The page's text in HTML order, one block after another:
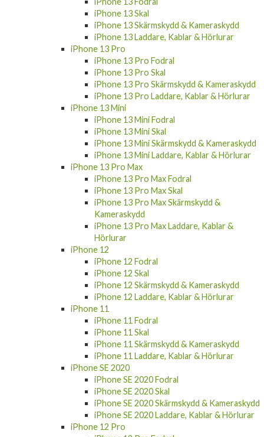
iPhone SE 2022 Skal
iPhone SE 2022 Skärmskydd & Kameraskydd
iPhone SE 2022 Laddare, Kablar & Hörlurar
iPhone 13
iPhone 13 Fodral
iPhone 13 Skal
iPhone 13 Skärmskydd & Kameraskydd
iPhone 13 Laddare, Kablar & Hörlurar
iPhone 13 Pro
iPhone 13 Pro Fodral
iPhone 13 Pro Skal
iPhone 13 Pro Skärmskydd & Kameraskydd
iPhone 13 Pro Laddare, Kablar & Hörlurar
iPhone 13 Mini
iPhone 13 Mini Fodral
iPhone 13 Mini Skal
iPhone 13 Mini Skärmskydd & Kameraskydd
iPhone 13 Mini Laddare, Kablar & Hörlurar
iPhone 13 Pro Max
iPhone 13 Pro Max Fodral
iPhone 13 Pro Max Skal
iPhone 13 Pro Max Skärmskydd &
Kameraskydd
iPhone 13 Pro Max Laddare, Kablar &
Hörlurar
iPhone 12
iPhone 12 Fodral
iPhone 12 Skal
iPhone 12 Skärmskydd & Kameraskydd
iPhone 12 Laddare, Kablar & Hörlurar
iPhone 11
iPhone 11 Fodral
iPhone 11 Skal
iPhone 11 Skärmskydd & Kameraskydd
iPhone 11 Laddare, Kablar & Hörlurar
iPhone SE 2020
iPhone SE 2020 Fodral